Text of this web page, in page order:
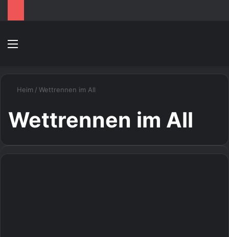
Speisekarte
Heim / Wettrennen im All
Wettrennen im All